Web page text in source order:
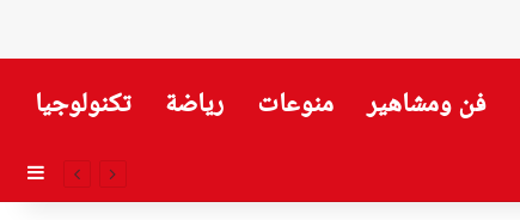
فن ومشاهير منوعات رياضة تكنولوجيا